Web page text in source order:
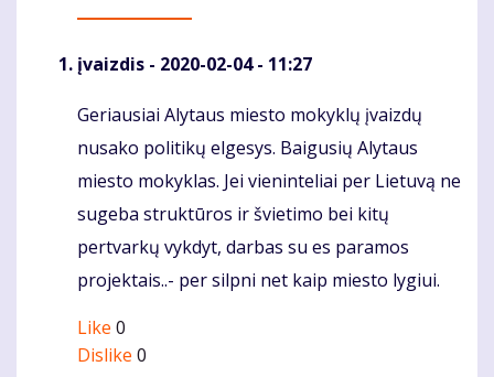
įvaizdis - 2020-02-04 - 11:27
Komentaras
Geriausiai Alytaus miesto mokyklų įvaizdų
nusako politikų elgesys. Baigusių Alytaus
miesto mokyklas. Jei vieninteliai per Lietuvą ne
sugeba struktūros ir švietimo bei kitų
pertvarkų vykdyt, darbas su es paramos
projektais..- per silpni net kaip miesto lygiui.
Like 0
Dislike 0